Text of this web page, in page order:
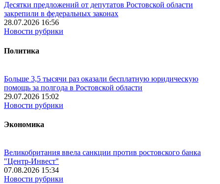
Десятки предложений от депутатов Ростовской области
закрепили в федеральных законах
28.07.2026 16:56
Новости рубрики
Политика
Больше 3,5 тысячи раз оказали бесплатную юридическую
помощь за полгода в Ростовской области
29.07.2026 15:02
Новости рубрики
Экономика
Великобритания ввела санкции против ростовского банка
"Центр-Инвест"
07.08.2026 15:34
Новости рубрики